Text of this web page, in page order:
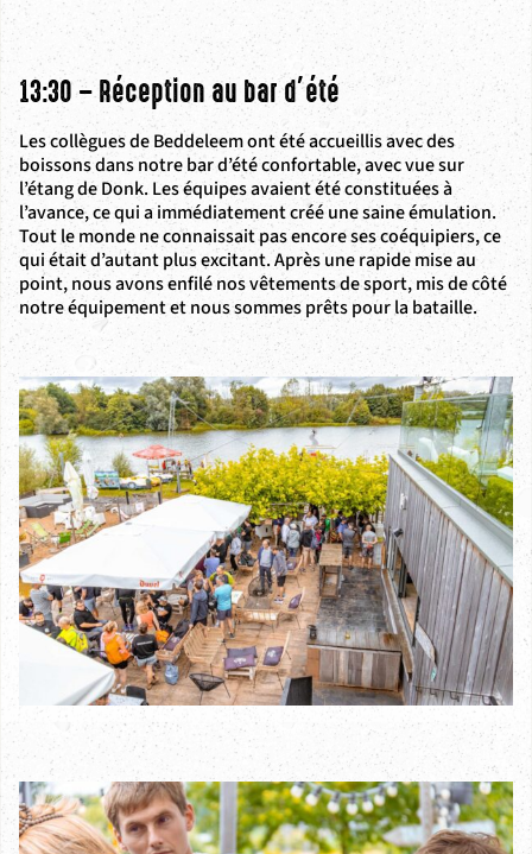
13:30 – Réception au bar d’été
Les collègues de Beddeleem ont été accueillis avec des
boissons dans notre bar d’été confortable, avec vue sur
l’étang de Donk. Les équipes avaient été constituées à
l’avance, ce qui a immédiatement créé une saine émulation.
Tout le monde ne connaissait pas encore ses coéquipiers, ce
qui était d’autant plus excitant. Après une rapide mise au
point, nous avons enfilé nos vêtements de sport, mis de côté
notre équipement et nous sommes prêts pour la bataille.